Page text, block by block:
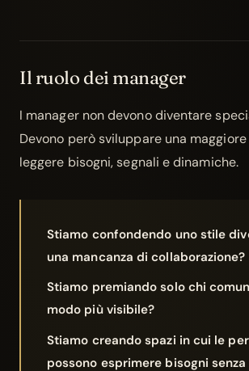
Il ruolo dei manager
I manager non devono diventare
Devono però sviluppare una
leggere bisogni, segnali e dinamiche.
Stiamo confondendo uno stile
una mancanza di collaborazione?
Stiamo premiando solo chi
modo più visibile?
Stiamo creando spazi in cui le
possono esprimere bisogni